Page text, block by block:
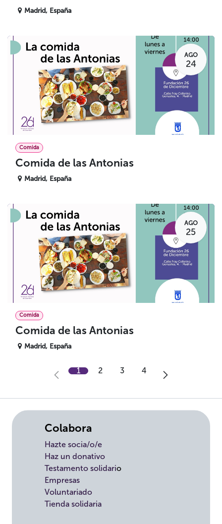
Madrid, España
AGO
24
Comida
Comida de las Antonias
Madrid, España
AGO
25
Comida
Comida de las Antonias
Madrid, España
1 2 3 4
Colabora
Hazte socia/o/e
Haz un donativo
Testamento solidario
Empresas
Voluntariado
Tienda solidaria